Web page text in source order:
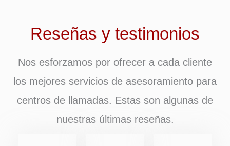
Reseñas y testimonios
Nos esforzamos por ofrecer a cada cliente
los mejores servicios de asesoramiento para
centros de llamadas. Estas son algunas de
nuestras últimas reseñas.